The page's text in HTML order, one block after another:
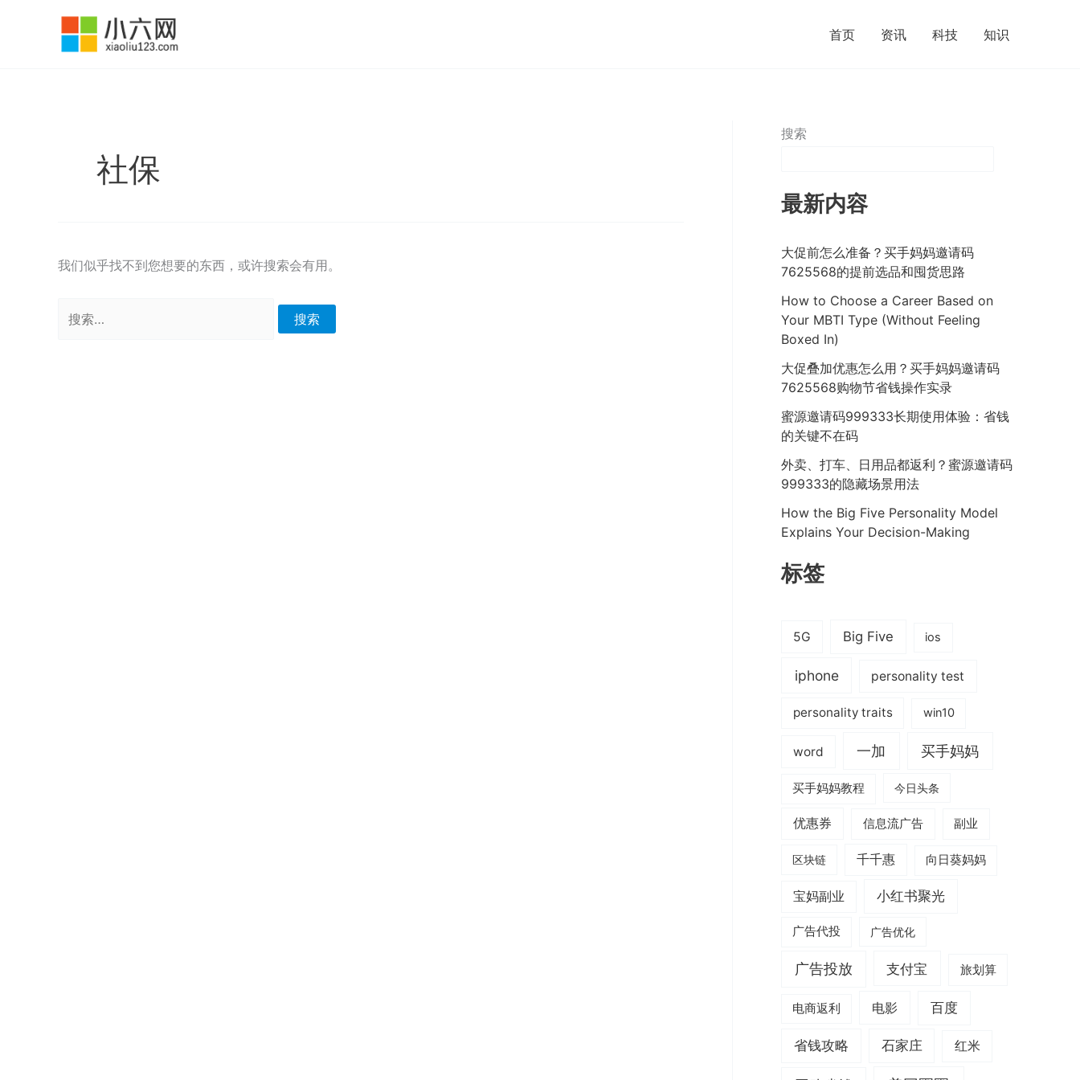
首页 资讯 科技 知识
社保
我们似乎找不到您想要的东西，或许搜索会有用。
索：
搜索
最新内容
大促前怎么准备？买手妈妈邀请码
7625568的提前选品和囤货思路
How to Choose a Career Based on
Your MBTI Type (Without Feeling
Boxed In)
大促叠加优惠怎么用？买手妈妈邀请码
7625568购物节省钱操作实录
蜜源邀请码999333长期使用体验：省钱
的关键不在码
外卖、打车、日用品都返利？蜜源邀请码
999333的隐藏场景用法
How the Big Five Personality Model
Explains Your Decision-Making
标签
5G Big Five ios
iphone personality test
personality traits win10
word 一加 买手妈妈
买手妈妈教程 今日头条
优惠券 信息流广告 副业
区块链 千千惠 向日葵妈妈
宝妈副业 小红书聚光
广告代投 广告优化
广告投放 支付宝 旅划算
电商返利 电影 百度
省钱攻略 石家庄 红米